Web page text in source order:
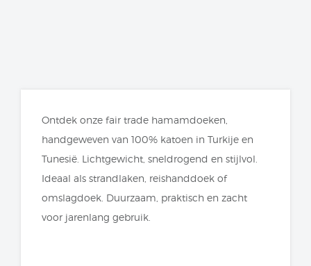
Ontdek onze fair trade hamamdoeken,
handgeweven van 100% katoen in Turkije en
Tunesië. Lichtgewicht, sneldrogend en stijlvol.
Ideaal als strandlaken, reishanddoek of
omslagdoek. Duurzaam, praktisch en zacht
voor jarenlang gebruik.